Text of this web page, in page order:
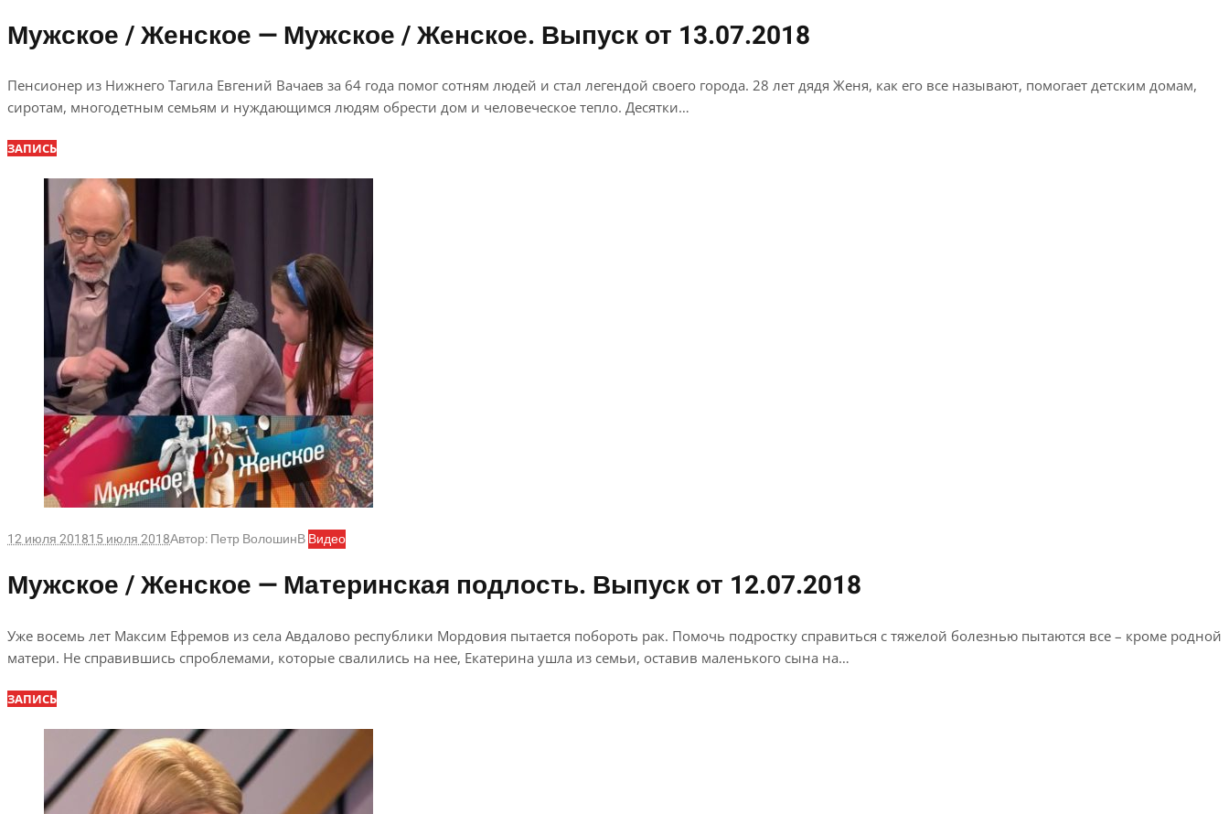
Мужское / Женское — Мужское / Женское. Выпуск от 13.07.2018
Пенсионер из Нижнего Тагила Евгений Вачаев за 64 года помог сотням людей и стал легендой своего города. 28 лет дядя Женя, как его все называют, помогает детским домам,
сиротам, многодетным семьям и нуждающимся людям обрести дом и человеческое тепло. Десятки…
ЗАПИСЬ
12 июля 201815 июля 2018Автор:Петр ВолошинВВидео
Мужское / Женское — Материнская подлость. Выпуск от 12.07.2018
Уже восемь лет Максим Ефремов из села Авдалово республики Мордовия пытается побороть рак. Помочь подростку справиться с тяжелой болезнью пытаются все – кроме родной
матери. Не справившись спроблемами, которые свалились на нее, Екатерина ушла из семьи, оставив маленького сына на…
ЗАПИСЬ